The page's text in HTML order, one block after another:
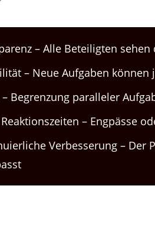
– Alle Beteiligten
– Neue Aufgaben können
– Begrenzung paralleler
– Engpässe
Verbesserung – Der